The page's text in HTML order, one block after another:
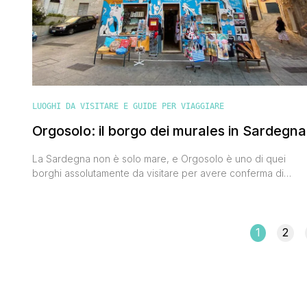
LUOGHI DA VISITARE E GUIDE PER VIAGGIARE
Orgosolo: il borgo dei murales in Sardegna
La Sardegna non è solo mare, e Orgosolo è uno di quei
borghi assolutamente da visitare per avere conferma di
1 2